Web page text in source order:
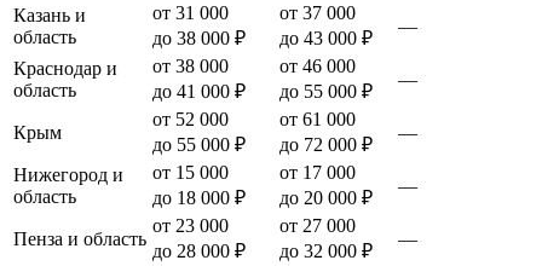
Казань и
область
от 31 000
до 38 000 ₽
от 37 000
до 43 000 ₽
—
Краснодар и
область
от 38 000
до 41 000 ₽
от 46 000
до 55 000 ₽
—
Крым
от 52 000
до 55 000 ₽
от 61 000
до 72 000 ₽
—
Нижегород и
область
от 15 000
до 18 000 ₽
от 17 000
до 20 000 ₽
—
Пенза и область
от 23 000
до 28 000 ₽
от 27 000
до 32 000 ₽
—